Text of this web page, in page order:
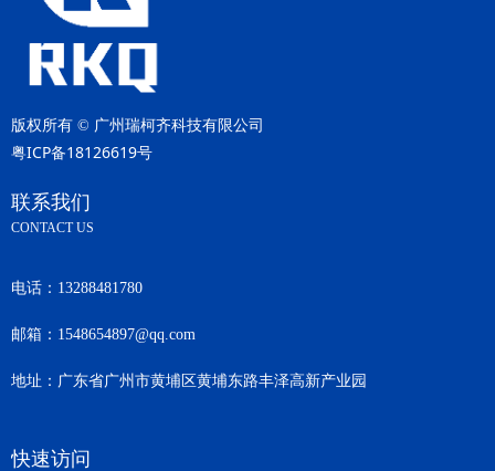
版权所有 © 广州瑞柯齐科技有限公司
粤ICP备18126619号
电话： 13288481780
邮箱： 1548654897@qq.com
地址： 广东省广州市黄埔区黄埔东路丰泽高新产业园
联系我们
CONTACT US
快速访问